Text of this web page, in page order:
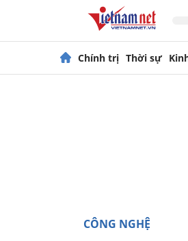
Chính trị Thời sự
CÔNG NGHỆ